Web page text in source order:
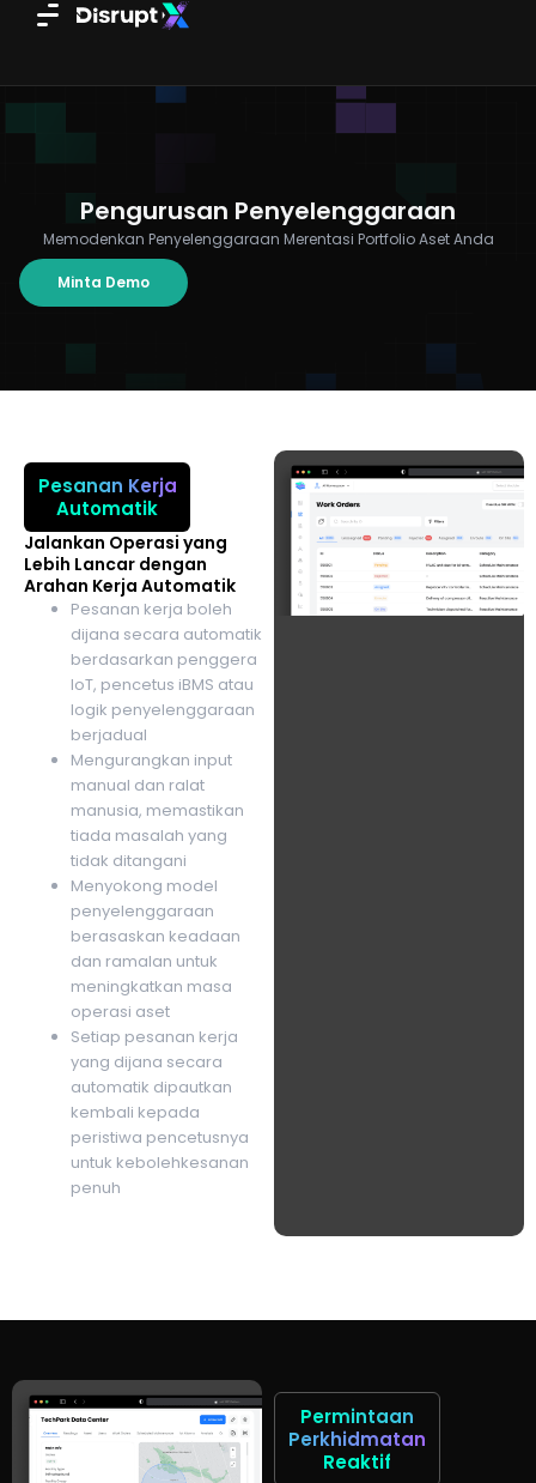
Pengurusan Penyelenggaraan
Memodenkan Penyelenggaraan Merentasi Portfolio Aset Anda
Minta Demo
Pesanan Kerja
Automatik
Jalankan Operasi yang
Lebih Lancar dengan
Arahan Kerja Automatik
Pesanan kerja boleh
dijana secara automatik
berdasarkan penggera
IoT, pencetus iBMS atau
logik penyelenggaraan
berjadual
Mengurangkan input
manual dan ralat
manusia, memastikan
tiada masalah yang
tidak ditangani
Menyokong model
penyelenggaraan
berasaskan keadaan
dan ramalan untuk
meningkatkan masa
operasi aset
Setiap pesanan kerja
yang dijana secara
automatik dipautkan
kembali kepada
peristiwa pencetusnya
untuk kebolehkesanan
penuh
Permintaan
Perkhidmatan
Reaktif